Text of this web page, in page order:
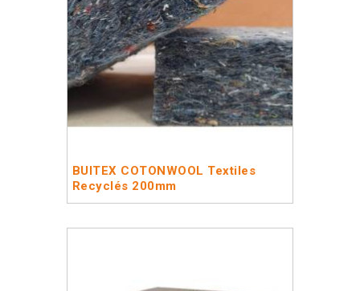
BUITEX COTONWOOL Textiles
Recyclés 200mm